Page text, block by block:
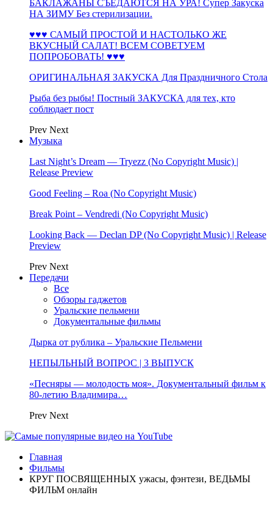
БАКЛАЖАНЫ СЪЕДАЮТСЯ НА УРА! Супер Закуска
НА ЗИМУ Без стерилизации.
♥♥♥ САМЫЙ ПРОСТОЙ И НАСТОЛЬКО ЖЕ
ВКУСНЫЙ САЛАТ! ВСЕМ СОВЕТУЕМ
ПОПРОБОВАТЬ! ♥♥♥
ОРИГИНАЛЬНАЯ ЗАКУСКА Для Праздничного Стола
Рыба без рыбы! Постный ЗАКУСКА для тех, кто
соблюдает пост
Prev Next
Музыка
Last Night’s Dream — Tryezz (No Copyright Music) |
Release Preview
Good Feeling – Roa (No Copyright Music)
Break Point – Vendredi (No Copyright Music)
Looking Back — Declan DP (No Copyright Music) | Release
Preview
Prev Next
Передачи
Все
Обзоры гаджетов
Уральские пельмени
Документальные фильмы
Дырка от рублика – Уральские Пельмени
НЕПЫЛЬНЫЙ ВОПРОС | 3 ВЫПУСК
«Песняры — молодость моя». Документальный фильм к
80-летию Владимира…
Prev Next
Главная
Фильмы
КРУГ ПОСВЯЩЕННЫХ ужасы, фэнтези, ВЕДЬМЫ
ФИЛЬМ онлайн